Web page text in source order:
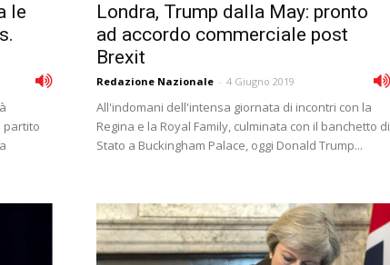
le
partito
Londra, Trump dalla May: pronto
ad accordo commerciale post
Brexit
Redazione Nazionale - 4 Giugno 2019
All'indomani dell'intensa giornata di incontri con la
Regina e la Royal Family, culminata con il banchetto di
Stato a Buckingham Palace, oggi Donald Trump...